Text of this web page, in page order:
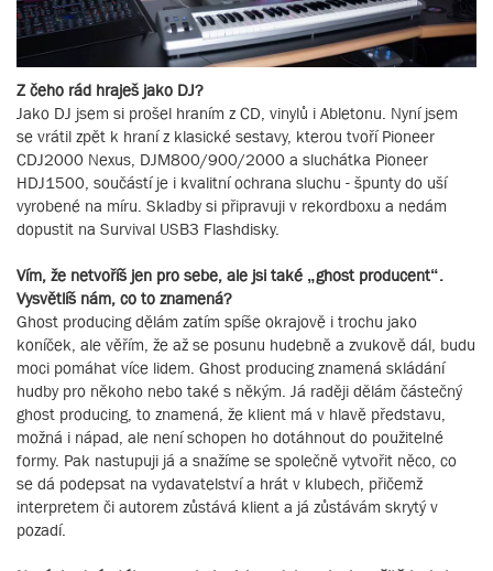
Z čeho rád hraješ jako DJ?
Jako DJ jsem si prošel hraním z CD, vinylů i Abletonu. Nyní jsem
se vrátil zpět k hraní z klasické sestavy, kterou tvoří Pioneer
CDJ2000 Nexus, DJM800/900/2000 a sluchátka Pioneer
HDJ1500, součástí je i kvalitní ochrana sluchu - špunty do uší
vyrobené na míru. Skladby si připravuji v rekordboxu a nedám
dopustit na Survival USB3 Flashdisky.
Vím, že netvoříš jen pro sebe, ale jsi také „ghost producent“.
Vysvětlíš nám, co to znamená?
Ghost producing dělám zatím spíše okrajově i trochu jako
koníček, ale věřím, že až se posunu hudebně a zvukově dál, budu
moci pomáhat více lidem. Ghost producing znamená skládání
hudby pro někoho nebo také s někým. Já raději dělám částečný
ghost producing, to znamená, že klient má v hlavě představu,
možná i nápad, ale není schopen ho dotáhnout do použitelné
formy. Pak nastupuji já a snažíme se společně vytvořit něco, co
se dá podepsat na vydavatelství a hrát v klubech, přičemž
interpretem či autorem zůstává klient a já zůstávám skrytý v
pozadí.